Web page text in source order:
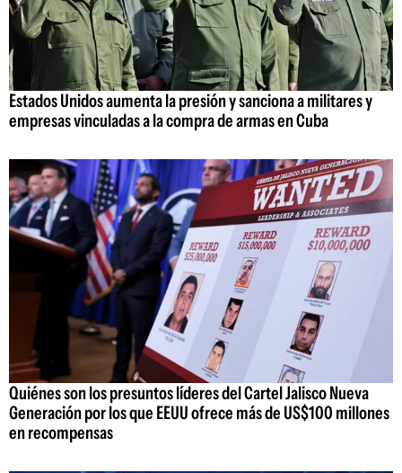
Estados Unidos aumenta la presión y sanciona a militares y
empresas vinculadas a la compra de armas en Cuba
Quiénes son los presuntos líderes del Cartel Jalisco Nueva
Generación por los que EEUU ofrece más de US$100 millones
en recompensas